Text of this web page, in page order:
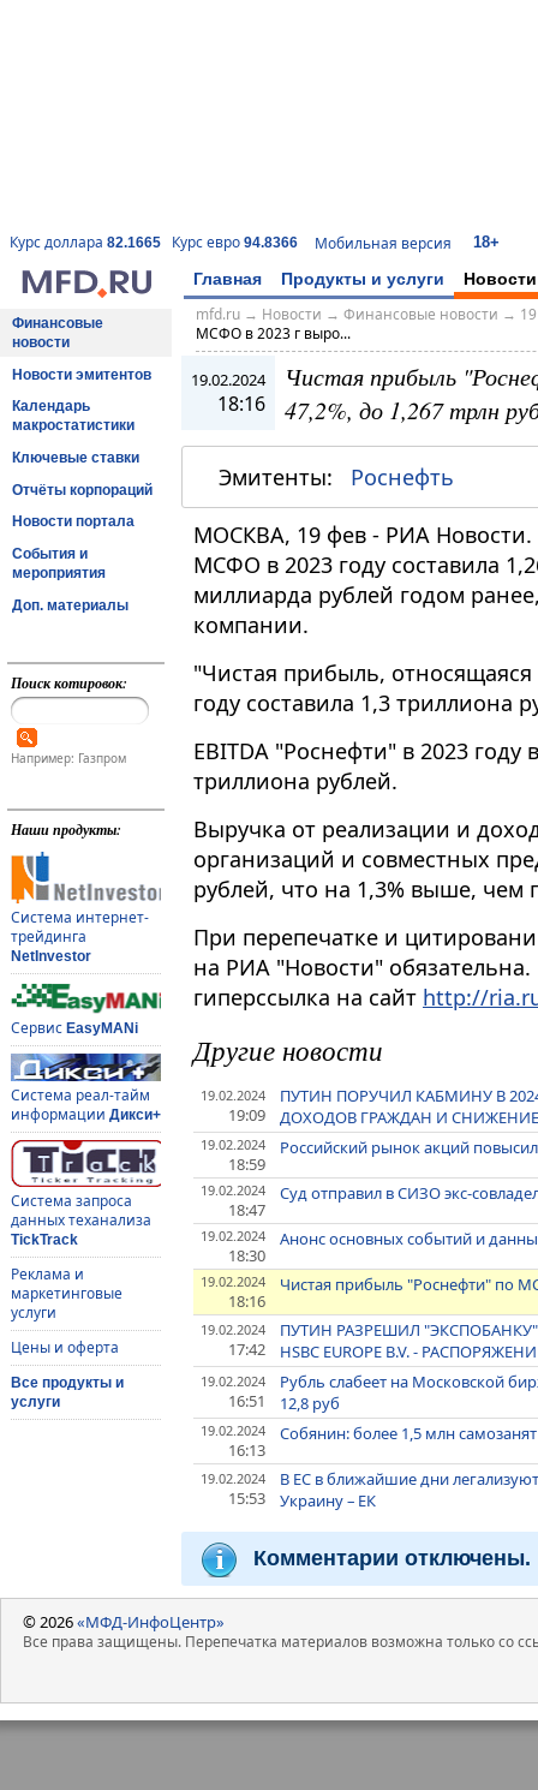
Курс доллара 82.1665 Курс евро 94.8366 Мобильная версия 18+
Главная Продукты и услуги Новости
Финансовые
новости
Новости эмитентов
Календарь
макростатистики
Ключевые ставки
Отчёты корпораций
Новости портала
События и
мероприятия
Доп. материалы
Поиск котировок:
Например: Газпром
Наши продукты:
Система интернет-
трейдинга
NetInvestor
Сервис EasyMANi
Система реал-тайм
информации Дикси+
Система запроса
данных теханализа
TickTrack
Реклама и
маркетинговые
услуги
Цены и оферта
Все продукты и
услуги
mfd.ru→ Новости → Финансовые новости →
МСФО в 2023 г выро...
19.02.2024
18:16
Чистая прибыль
47,2%, до 1,267 трлн
Эмитенты: Роснефть
МОСКВА, 19 фев - РИА
МСФО в 2023 году составила
миллиарда рублей годом
компании.
"Чистая прибыль,
году составила 1,3 триллиона
EBITDA "Роснефти" в 2023 году
триллиона рублей.
Выручка от реализации и
организаций и совместных
рублей, что на 1,3% выше, чем
При перепечатке и
на РИА "Новости"
гиперссылка на сайт http://
Другие новости
19.02.2024
19:09
ПУТИН ПОРУЧИЛ КАБМИНУ В
ДОХОДОВ ГРАЖДАН И
19.02.2024
18:59
Российский рынок акций
19.02.2024
18:47
Суд отправил в СИЗО экс-
19.02.2024
18:30
Анонс основных событий и
19.02.2024
18:16
Чистая прибыль "Роснефти" по
19.02.2024
17:42
ПУТИН РАЗРЕШИЛ
HSBC EUROPE B.V. -
19.02.2024
16:51
Рубль слабеет на Московской
12,8 руб
19.02.2024
16:13
Собянин: более 1,5 млн
19.02.2024
15:53
В ЕС в ближайшие дни
Украину – ЕК
Комментарии отключены.
© 2026«МФД-ИнфоЦентр»
Все права защищены. Перепечатка материалов возможна только со